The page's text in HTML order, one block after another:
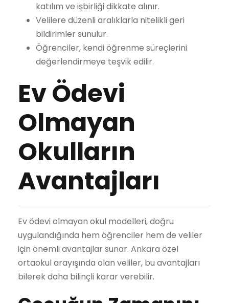
katılım ve işbirliği dikkate alınır.
Velilere düzenli aralıklarla nitelikli geri
bildirimler sunulur.
Öğrenciler, kendi öğrenme süreçlerini
değerlendirmeye teşvik edilir.
Ev Ödevi
Olmayan
Okulların
Avantajları
Ev ödevi olmayan okul modelleri, doğru
uygulandığında hem öğrenciler hem de veliler
için önemli avantajlar sunar. Ankara özel
ortaokul arayışında olan veliler, bu avantajları
bilerek daha bilinçli karar verebilir.